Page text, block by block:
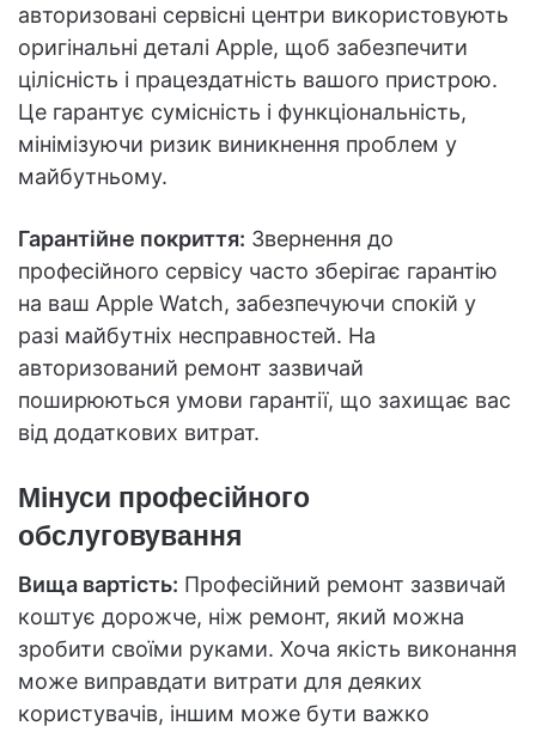
авторизовані сервісні центри використовують
оригінальні деталі Apple, щоб забезпечити
цілісність і працездатність вашого пристрою.
Це гарантує сумісність і функціональність,
мінімізуючи ризик виникнення проблем у
майбутньому.
Гарантійне покриття: Звернення до
професійного сервісу часто зберігає гарантію
на ваш Apple Watch, забезпечуючи спокій у
разі майбутніх несправностей. На
авторизований ремонт зазвичай
поширюються умови гарантії, що захищає вас
від додаткових витрат.
Мінуси професійного
обслуговування
Вища вартість: Професійний ремонт зазвичай
коштує дорожче, ніж ремонт, який можна
зробити своїми руками. Хоча якість виконання
може виправдати витрати для деяких
користувачів, іншим може бути важко